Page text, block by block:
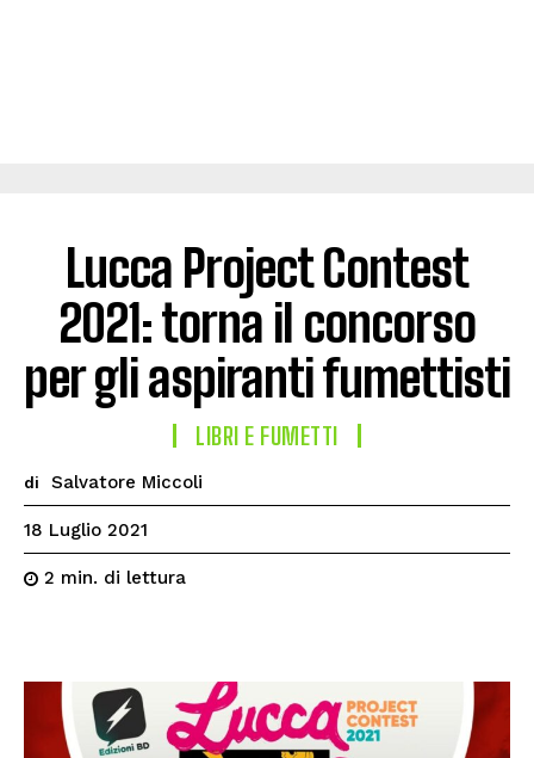
Lucca Project Contest
2021: torna il concorso
per gli aspiranti fumettisti
LIBRI E FUMETTI
di Salvatore Miccoli
18 Luglio 2021
2 min. di lettura